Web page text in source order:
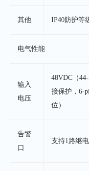
其他 IP40防护等
电气性能
输入
电压
48VDC（
接保护，6-
位）
告警
口
支持1路继